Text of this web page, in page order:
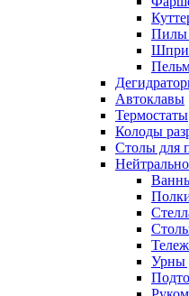
Пилы
Автоклавы
Термостаты
Колоды
Столы для
Урны